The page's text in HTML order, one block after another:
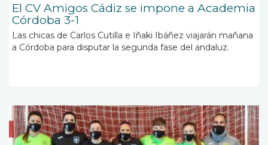
El CV Amigos Cádiz se impone a Academia
Córdoba 3-1
Las chicas de Carlos Cutilla e Iñaki Ibáñez viajarán mañana
a Córdoba para disputar la segunda fase del andaluz.